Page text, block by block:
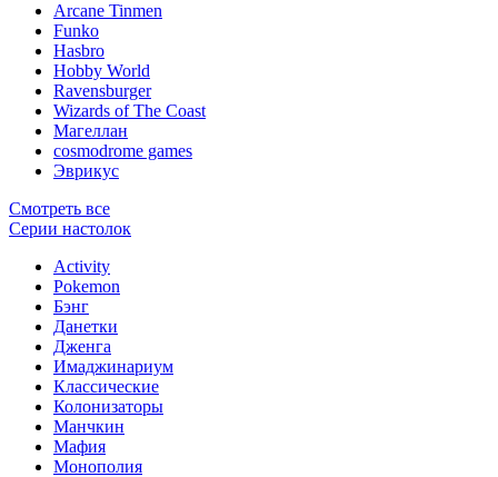
Arcane Tinmen
Funko
Hasbro
Hobby World
Ravensburger
Wizards of The Coast
Магеллан
сosmodrome games
Эврикус
Смотреть все
Серии настолок
Activity
Pokemon
Бэнг
Данетки
Дженга
Имаджинариум
Классические
Колонизаторы
Манчкин
Мафия
Монополия